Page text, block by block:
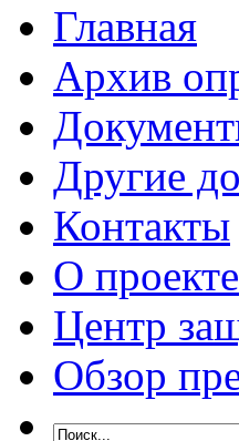
Главная
Архив
Другие
Контакты
О проекте
Центр
Обзор